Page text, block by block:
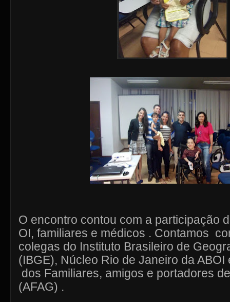
O encontro contou com a participação
OI, familiares e médicos . Contamos
colegas do Instituto Brasileiro de
(IBGE), Núcleo Rio de Janeiro da ABOI
dos Familiares, amigos e portadores
(AFAG) .